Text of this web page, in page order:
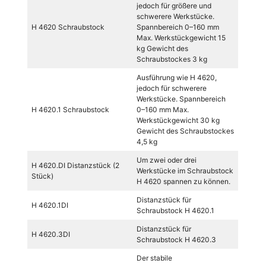
H 4620 Schraubstock
jedoch für größere und
schwerere Werkstücke.
Spannbereich 0–160 mm
Max. Werkstückgewicht 15
kg Gewicht des
Schraubstockes 3 kg
H 4620.1 Schraubstock
Ausführung wie H 4620,
jedoch für schwerere
Werkstücke. Spannbereich
0–160 mm Max.
Werkstückgewicht 30 kg
Gewicht des Schraubstockes
4,5 kg
H 4620.DI Distanzstück (2
Stück)
Um zwei oder drei
Werkstücke im Schraubstock
H 4620 spannen zu können.
H 4620.1DI
Distanzstück für
Schraubstock H 4620.1
H 4620.3DI
Distanzstück für
Schraubstock H 4620.3
Der stabile